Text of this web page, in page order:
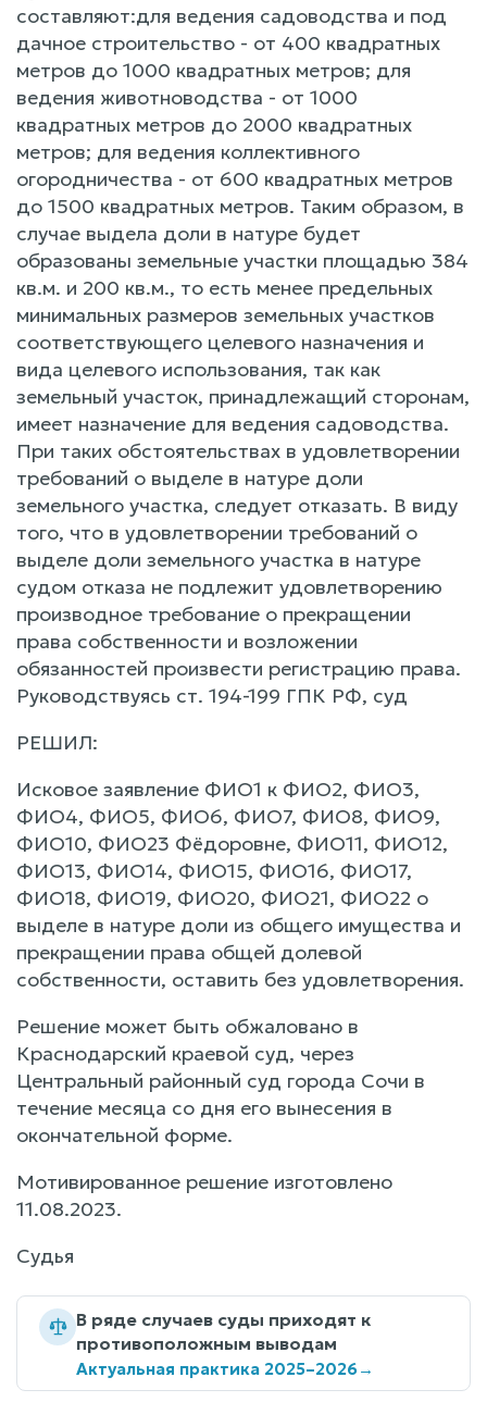
составляют:для ведения садоводства и под
дачное строительство - от 400 квадратных
метров до 1000 квадратных метров; для
ведения животноводства - от 1000
квадратных метров до 2000 квадратных
метров; для ведения коллективного
огородничества - от 600 квадратных метров
до 1500 квадратных метров. Таким образом, в
случае выдела доли в натуре будет
образованы земельные участки площадью 384
кв.м. и 200 кв.м., то есть менее предельных
минимальных размеров земельных участков
соответствующего целевого назначения и
вида целевого использования, так как
земельный участок, принадлежащий сторонам,
имеет назначение для ведения садоводства.
При таких обстоятельствах в удовлетворении
требований о выделе в натуре доли
земельного участка, следует отказать. В виду
того, что в удовлетворении требований о
выделе доли земельного участка в натуре
судом отказа не подлежит удовлетворению
производное требование о прекращении
права собственности и возложении
обязанностей произвести регистрацию права.
Руководствуясь ст. 194-199 ГПК РФ, суд
РЕШИЛ:
Исковое заявление ФИО1 к ФИО2, ФИО3,
ФИО4, ФИО5, ФИО6, ФИО7, ФИО8, ФИО9,
ФИО10, ФИО23 Фёдоровне, ФИО11, ФИО12,
ФИО13, ФИО14, ФИО15, ФИО16, ФИО17,
ФИО18, ФИО19, ФИО20, ФИО21, ФИО22 о
выделе в натуре доли из общего имущества и
прекращении права общей долевой
собственности, оставить без удовлетворения.
Решение может быть обжаловано в
Краснодарский краевой суд, через
Центральный районный суд города Сочи в
течение месяца со дня его вынесения в
окончательной форме.
Мотивированное решение изготовлено
11.08.2023.
Судья
В ряде случаев суды приходят к
противоположным выводам
Актуальная практика 2025–2026→